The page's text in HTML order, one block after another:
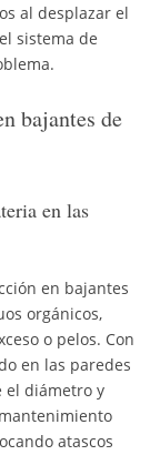
al desplazar el
sistema de
bajantes de
en las
en bajantes
orgánicos,
o pelos. Con
en las paredes
el diámetro y
atascos